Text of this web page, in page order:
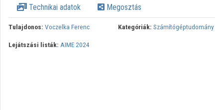
Közreműködők
Technikai adatok Megosztás
Tulajdonos: Voczelka Ferenc Kategóriák: Számítógéptudomány
Lejátszási listák: AIME 2024